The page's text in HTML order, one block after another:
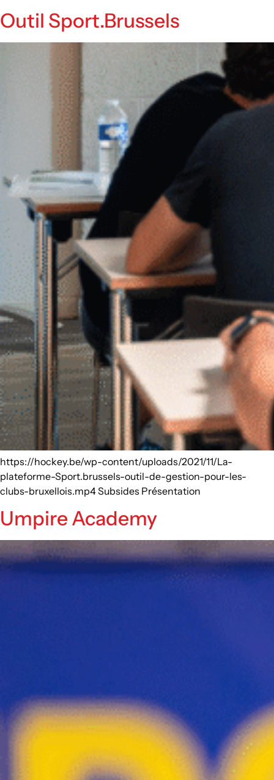
Outil Sport.Brussels
https://hockey.be/wp-content/uploads/2021/11/La-
plateforme-Sport.brussels-outil-de-gestion-pour-les-
clubs-bruxellois.mp4 Subsides Présentation
Umpire Academy